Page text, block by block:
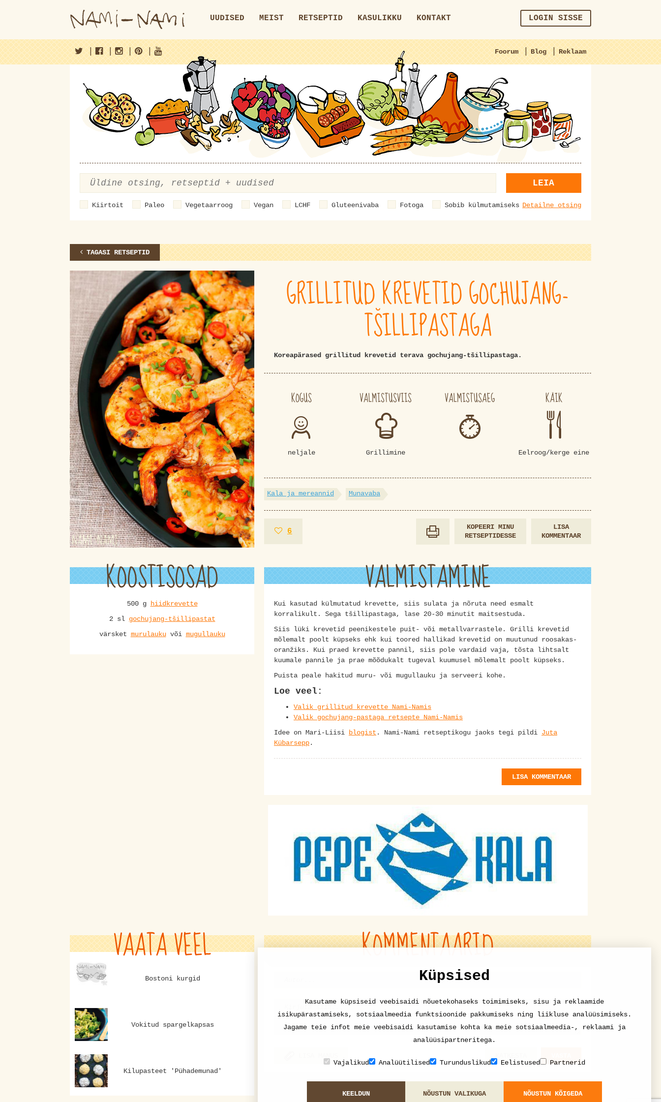
UUDISED MEIST RETSEPTID KASULIKKU KONTAKT LOGIN SISSE
Foorum | Blog | Reklaam
| | | |
LEIA
Kiirtoit Paleo Vegetaarroog Vegan LCHF Gluteenivaba Fotoga Sobib külmutamiseks Detailne otsing
TAGASI RETSEPTID
GRILLITUD KREVETID GOCHUJANG-
TŠILLIPASTAGA
Koreapärased grillitud krevetid terava gochujang-tšillipastaga.
KOGUS
neljale
VALMISTUSVIIS
Grillimine
VALMISTUSAEG KÄIK
Eelroog/kerge eine
Kala ja mereannid Munavaba
6
LISA
KOMMENTAAR
KOPEERI MINU
RETSEPTIDESSE
KOOSTISOSAD
500 g
hiidkrevette
2 sl gochujang-tšillipastat
värsket murulaukuvõi mugullauku
VALMISTAMINE
Kui kasutad külmutatud krevette, siis sulata ja nõruta need esmalt
korralikult. Sega tšillipastaga, lase 20-30 minutit maitsestuda.
Siis lüki krevetid peenikestele puit- või metallvarrastele. Grilli krevetid
mõlemalt poolt küpseks ehk kui toored hallikad krevetid on muutunud roosakas-
oranžiks. Kui praed krevette pannil, siis pole vardaid vaja, tõsta lihtsalt
kuumale pannile ja prae mõõdukalt tugeval kuumusel mõlemalt poolt küpseks.
Puista peale hakitud muru- või mugullauku ja serveeri kohe.
Loe veel:
Valik grillitud krevette Nami-Namis
Valik gochujang-pastaga retsepte Nami-Namis
Idee on Mari-Liisi
blogist . Nami-Nami retseptikogu jaoks tegi pildi Juta
Kübarsepp.
LISA KOMMENTAAR
KOMMENTAARID
VAATA VEEL
Bostoni kurgid
Vokitud spargelkapsas
Kilupasteet 'Pühademunad'
Küpsised
Kasutame küpsiseid veebisaidi nõuetekohaseks toimimiseks, sisu ja reklaamide
isikupärastamiseks, sotsiaalmeedia funktsioonide pakkumiseks ning liikluse analüüsimiseks.
Jagame teie infot meie veebisaidi kasutamise kohta ka meie sotsiaalmeedia-, reklaami ja
analüüsipartneritega.
Vajalikud Analüütilised Turunduslikud Eelistused Partnerid
KEELDUN NÕUSTUN VALIKUGA NÕUSTUN KÕIGEDA